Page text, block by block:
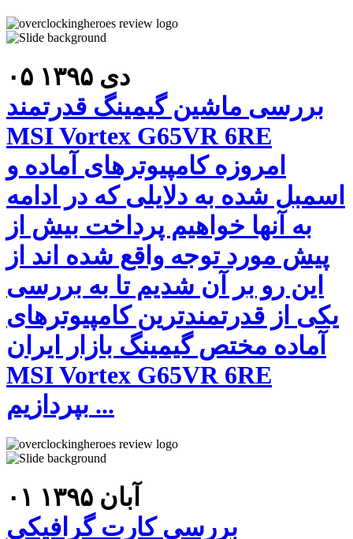
۰۵ دی ۱۳۹۵
بررسی ماشین گیمینگ قدرتمند
MSI Vortex G65VR 6RE
امروزه کامپیوترهای آماده و
اسمبل شده به دلایلی که در ادامه
به آنها خواهیم پرداخت بیش از
پیش مورد توجه واقع شده اند از
این رو بر آن شدیم تا به بررسی
یکی از قدرتمندترین کامپیوترهای
آماده مختص گیمینگ بازار ایران
MSI Vortex G65VR 6RE
بپردازیم ...
۰۱ آبان ۱۳۹۵
بررسی کارت گرافیکی